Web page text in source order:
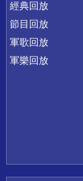
經典回放
節目回放
軍歌回放
軍樂回放